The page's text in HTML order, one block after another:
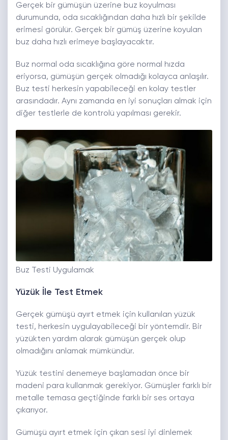
Gerçek bir gümüşün üzerine buz koyulması
durumunda, oda sıcaklığından daha hızlı bir şekilde
erimesi görülür. Gerçek bir gümüş üzerine koyulan
buz daha hızlı erimeye başlayacaktır.
Buz normal oda sıcaklığına göre normal hızda
eriyorsa, gümüşün gerçek olmadığı kolayca anlaşılır.
Buz testi herkesin yapabileceği en kolay testler
arasındadır. Aynı zamanda en iyi sonuçları almak için
diğer testlerle de kontrolü yapılması gerekir.
Buz Testi Uygulamak
Yüzük İle Test Etmek
Gerçek gümüşü ayırt etmek için kullanılan yüzük
testi, herkesin uygulayabileceği bir yöntemdir. Bir
yüzükten yardım alarak gümüşün gerçek olup
olmadığını anlamak mümkündür.
Yüzük testini denemeye başlamadan önce bir
madeni para kullanmak gerekiyor. Gümüşler farklı bir
metalle temasa geçtiğinde farklı bir ses ortaya
çıkarıyor.
Gümüşü ayırt etmek için çıkan sesi iyi dinlemek